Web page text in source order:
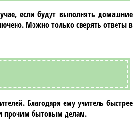
если будут выполнять домашние
Можно только сверять ответы в
Благодаря ему учитель быстрее
прочим бытовым делам.